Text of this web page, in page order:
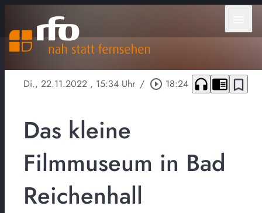
Di., 22.11.2022 , 15:34 Uhr / play_circle_outline 18:24 headphones chrome_reader_mode bookmark_border
Das kleine
Filmmuseum in Bad
Reichenhall